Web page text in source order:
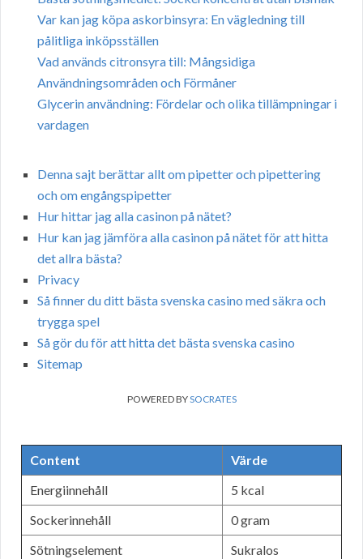
Var kan jag köpa askorbinsyra: En vägledning till
pålitliga inköpsställen
Vad används citronsyra till: Mångsidiga
Användningsområden och Förmåner
Glycerin användning: Fördelar och olika tillämpningar i
vardagen
Denna sajt berättar allt om pipetter och pipettering
och om engångspipetter
Hur hittar jag alla casinon på nätet?
Hur kan jag jämföra alla casinon på nätet för att hitta
det allra bästa?
Privacy
Så finner du ditt bästa svenska casino med säkra och
trygga spel
Så gör du för att hitta det bästa svenska casino
Sitemap
POWERED BYSOCRATES
Content
Värde
Energiinnehåll
5 kcal
Sockerinnehåll
0 gram
Sötningselement
Sukralos